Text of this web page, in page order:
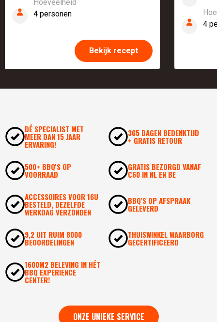
Hoeveelheid
4 personen
Bekijk recept
4
DÉ SPECIALIST MET
MEER DAN 15 JAAR
ERVARING!
365 DAGEN BEDENKTIJD
+ GRATIS RETOUR
500+ BBQ'S OP
VOORRAAD
GRATIS BEZORGD VANAF
€60 IN NL EN BE
ACCESSOIRES VOOR 16U
BESTELD, DEZELFDE
WERKDAG VERZONDEN
BBQ'S OP AFSPRAAK
GELEVERD
9,2 UIT RUIM 8000
BEOORDELINGEN
THUISWINKEL WAARBORG
GECERTIFICEERD
1600M2 BELEVING IN HÉT
BBQ EXPERIENCE
CENTER!
ONZE UNIEKE SERVICE